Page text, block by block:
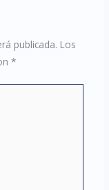
publicada. Los
*